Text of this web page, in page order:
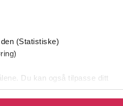
(Statistiske)
Du kan også tilpasse ditt
tilbake eller endre ditt samtykke.
DRM-beskyttelse